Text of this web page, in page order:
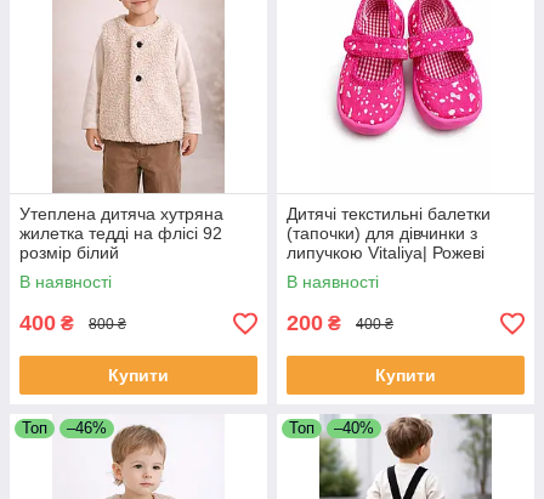
Утеплена дитяча хутряна
жилетка тедді на флісі 92
розмір білий
В наявності
400 ₴ 800 ₴
Купити
Дитячі текстильні балетки
(тапочки) для дівчинки з
липучкою Vitaliya| Рожеві
повсякденні туфельки, розмір
21
В наявності
200 ₴ 400 ₴
Купити
Топ –46% Топ –40%